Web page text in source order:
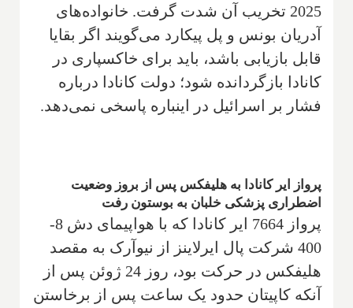
2025 تخریب آن شدت گرفت. خانواده‌های
آدریان بونس و پل پیکارد می‌گویند اگر بقایا
قابل بازیابی باشد، باید برای خاکسپاری در
کانادا بازگردانده شود؛ دولت کانادا درباره
فشار بر اسرائیل در اینباره پاسخی نمی‌دهد.
پرواز ایر کانادا به هلیفکس پس از بروز وضعیت
اضطراری پزشکی خلبان به بوستون رفت
پرواز 7664 ایر کانادا که با هواپیمای دش 8-
400 شرکت پال ایرلاینز از نیوآرک به مقصد
هلیفکس در حرکت بود، روز 24 ژوئن پس از
آنکه کاپیتان حدود یک ساعت پس از برخاستن